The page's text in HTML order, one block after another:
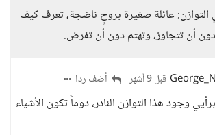
التوازن: عائلة صغيرة بروحٍ ناضجة، تعرف كيف
أن تتجاوز، وتهتم دون أن تفرض.
قبل 9 أشهر أضف ردا
وجود هذا التوازن النادر، دوماً تكون الأشياء